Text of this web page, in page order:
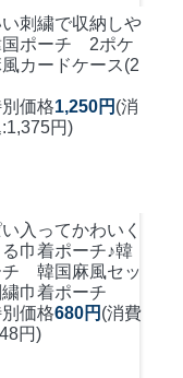
刺繍で収納しや
国ポーチ 2ポケ
カードケース(2
価格1,250円 (消
円)
入ってかわいく
巾着ポーチ♪韓
チ 韓国麻風セッ
繍巾着ポーチ
価格680円 (消費
円)